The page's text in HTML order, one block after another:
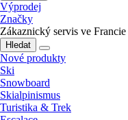
Výprodej
Značky
Zákaznický servis ve Francie
Hledat
Nové produkty
Ski
Snowboard
Skialpinismus
Turistika & Trek